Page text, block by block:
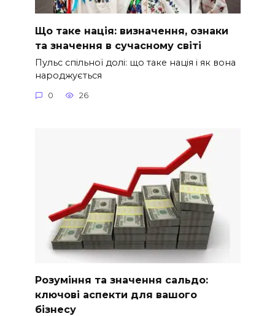
Що таке нація: визначення, ознаки
та значення в сучасному світі
Пульс спільної долі: що таке нація і як вона
народжується
0 26
Розуміння та значення сальдо:
ключові аспекти для вашого
бізнесу